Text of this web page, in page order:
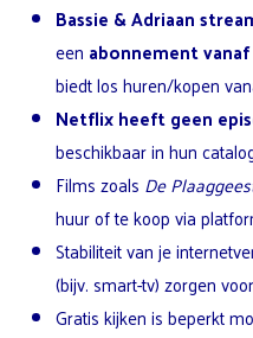
Bassie & Adriaan
een abonnement
biedt los huren/kopen
Netflix heeft geen
beschikbaar in hun
Films zoals De
huur of te koop via
Stabiliteit van je
(bijv. smart-tv) zorgen
Gratis kijken is beperkt